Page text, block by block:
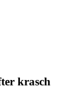
krasch